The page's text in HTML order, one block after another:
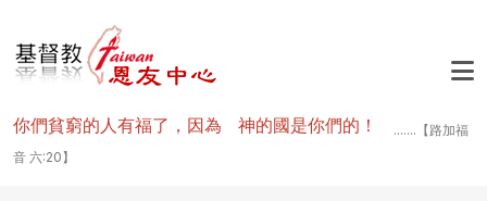
你們貧窮的人有福了，因為 神的國是你們的！
.......【路加福
音 六:20】